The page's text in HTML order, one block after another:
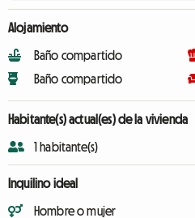
Alojamiento
Baño compartido
Baño compartido
Habitante(s) actual(es) de la vivienda
1 habitante(s)
Inquilino ideal
Hombre o mujer